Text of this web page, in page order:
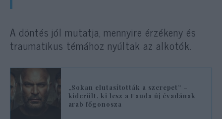
A döntés jól mutatja, mennyire érzékeny és
traumatikus témához nyúltak az alkotók.
„Sokan elutasították a szerepet” –
kiderült, ki lesz a Fauda új évadának
arab főgonosza